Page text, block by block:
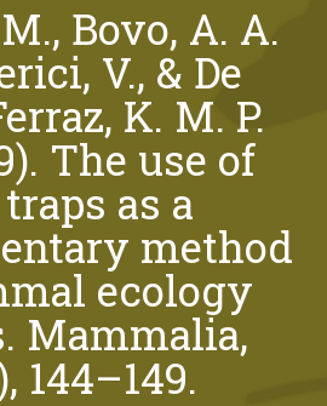
Bovo, A. A.
V., & De
K. M. P.
The use of
as a
method
ecology
Mammalia,
144–149.